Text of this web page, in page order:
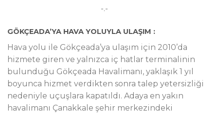
-.-
GÖKÇEADA’YA HAVA YOLUYLA ULAŞIM :
Hava yolu ile Gökçeada’ya ulaşım için 2010’da
hizmete giren ve yalnızca iç hatlar terminalinin
bulunduğu Gökçeada Havalimanı, yaklaşık 1 yıl
boyunca hizmet verdikten sonra talep yetersizliği
nedeniyle uçuşlara kapatıldı. Adaya en yakın
havalimanı Çanakkale şehir merkezindeki